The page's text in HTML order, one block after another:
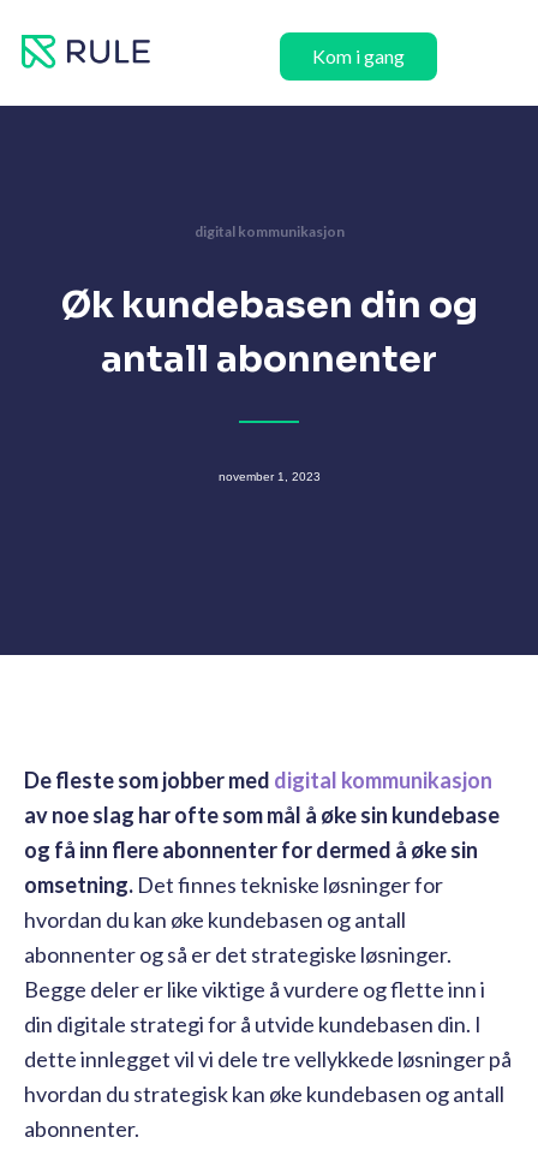
rett
Kom i gang
digital kommunikasjon
Øk kundebasen din og
antall abonnenter
november 1, 2023
De fleste som jobber med digital kommunikasjon
av noe slag har ofte som mål å øke sin kundebase
og få inn flere abonnenter for dermed å øke sin
omsetning. Det finnes tekniske løsninger for
hvordan du kan øke kundebasen og antall
abonnenter og så er det strategiske løsninger.
Begge deler er like viktige å vurdere og flette inn i
din digitale strategi for å utvide kundebasen din. I
dette innlegget vil vi dele tre vellykkede løsninger på
hvordan du strategisk kan øke kundebasen og antall
abonnenter.